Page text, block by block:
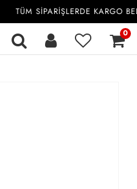
TÜM SİPARİŞLERDE KARGO
0